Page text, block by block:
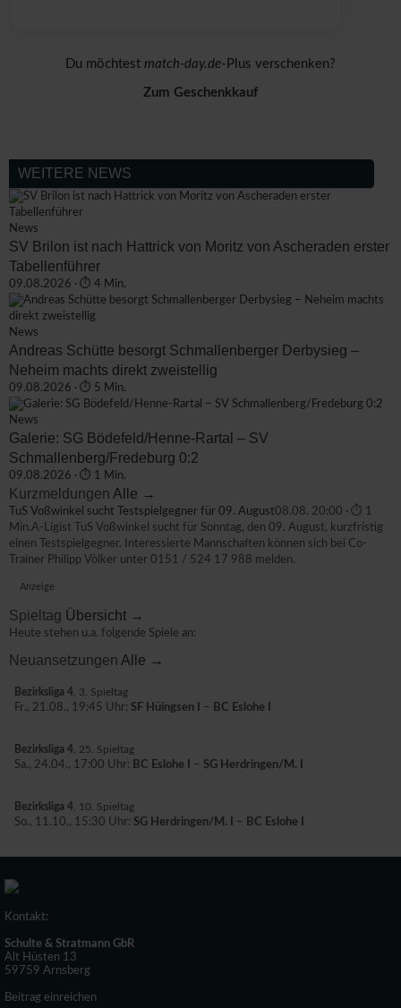
Du möchtest match-day.de-Plus verschenken?
Zum Geschenkkauf
WEITERE NEWS
News
SV Brilon ist nach Hattrick von Moritz von Ascheraden erster
Tabellenführer
09.08.2026 · ⏱ 4 Min.
News
Andreas Schütte besorgt Schmallenberger Derbysieg –
Neheim machts direkt zweistellig
09.08.2026 · ⏱ 5 Min.
News
Galerie: SG Bödefeld/Henne-Rartal – SV
Schmallenberg/Fredeburg 0:2
09.08.2026 · ⏱ 1 Min.
Kurzmeldungen Alle →
TuS Voßwinkel sucht Testspielgegner für 09. August08.08. 20:00 · ⏱ 1
Min.A-Ligist TuS Voßwinkel sucht für Sonntag, den 09. August, kurzfristig
einen Testspielgegner. Interessierte Mannschaften können sich bei Co-
Trainer Philipp Völker unter 0151 / 524 17 988 melden.
Anzeige
Spieltag Übersicht →
Heute stehen u.a. folgende Spiele an:
Neuansetzungen Alle →
Bezirksliga 4 , 3. Spieltag
Fr., 21.08., 19:45 Uhr: SF Hüingsen I – BC Eslohe I
Bezirksliga 4 , 25. Spieltag
Sa., 24.04., 17:00 Uhr: BC Eslohe I – SG Herdringen/M. I
Bezirksliga 4 , 10. Spieltag
So., 11.10., 15:30 Uhr: SG Herdringen/M. I – BC Eslohe I
Kontakt:
Schulte & Stratmann GbR
Alt Hüsten 13
59759 Arnsberg
Beitrag einreichen